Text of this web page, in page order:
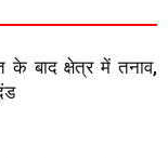
बाद क्षेत्र में तनाव,